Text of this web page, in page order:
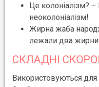
Це колоніалізм? –
неоколоніалізм!
Жирна жаба
лежали два
СКЛАДНІ
Використовуються для